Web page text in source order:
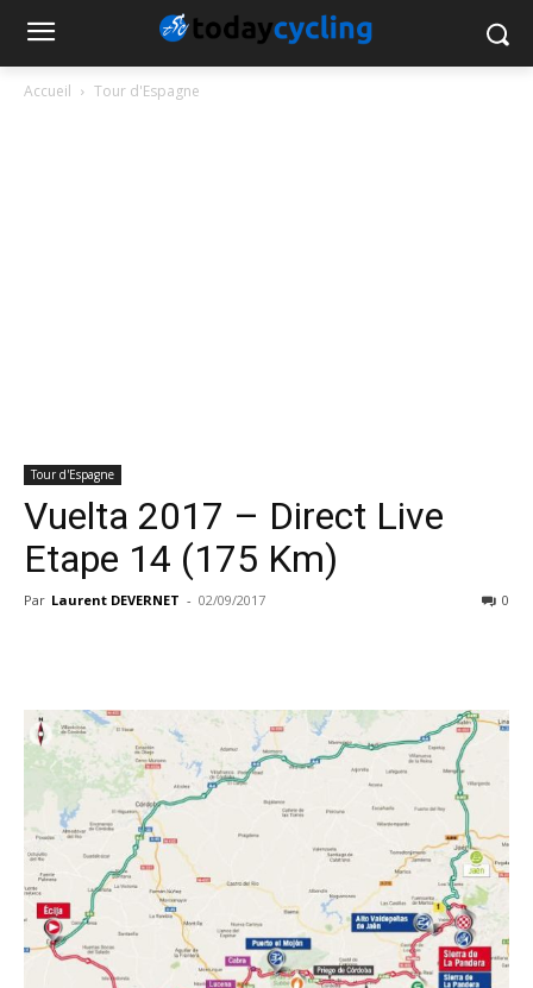
Accueil Tour d'Espagne
Tour d'Espagne
Vuelta 2017 – Direct Live
Etape 14 (175 Km)
Par Laurent DEVERNET - 02/09/2017 0